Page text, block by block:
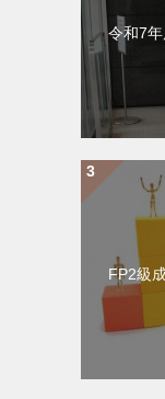
令和7
FP2級